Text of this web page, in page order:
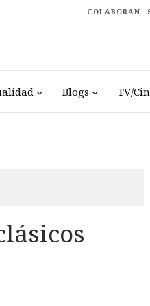
COLABORAN
Blogs TV/